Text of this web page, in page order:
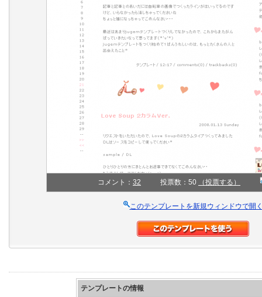
コメント： 32 投票数：50 （投票する）
このテンプレートを新規ウィンドウで開
テンプレートの情報